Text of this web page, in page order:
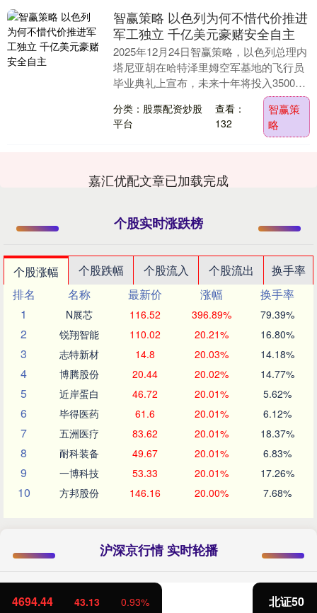
智赢策略 以色列为何不惜代价推进
军工独立 千亿美元豪赌安全自主
2025年12月24日智赢策略，以色列总理内
塔尼亚胡在哈特泽里姆空军基地的飞行员
毕业典礼上宣布，未来十年将投入3500亿
新谢克尔（约合1080亿美元）建设独立
军....
分类：股票配资炒股
平台
查看：
132
智赢策
略
嘉汇优配文章已加载完成
个股实时涨跌榜
个股涨幅 个股跌幅 个股流入 个股流出
换手率
排名
名称 最新价 涨幅
换手率
1
N展芯 116.52 396.89% 79.39%
2 锐翔智能 110.02 20.21% 16.80%
3 志特新材 14.8 20.03% 14.18%
4 博腾股份 20.44 20.02% 14.77%
5 近岸蛋白 46.72 20.01% 5.62%
6 毕得医药 61.6 20.01% 6.12%
7 五洲医疗 83.62 20.01% 18.37%
8 耐科装备 49.67 20.01% 6.83%
9 一博科技 53.33 20.01% 17.26%
10 方邦股份 146.16 20.00% 7.68%
沪深京行情 实时轮播
北证50 1134.24